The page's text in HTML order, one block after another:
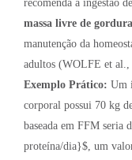
recomenda a ingestão de
massa livre de gordura
manutenção da
adultos (WOLFE et al.,
Exemplo Prático: Um
corporal possui 70 kg
baseada em FFM seria
proteína/dia}$, um